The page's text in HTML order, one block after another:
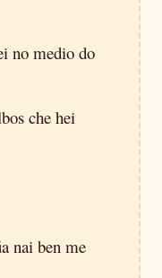
no medio do
che hei
nai ben me